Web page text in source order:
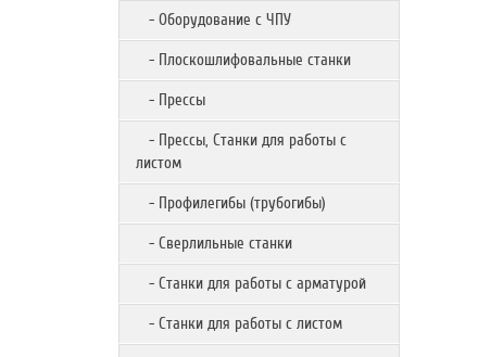
- Оборудование с ЧПУ
- Плоскошлифовальные станки
- Прессы
- Прессы, Станки для работы с
листом
- Профилегибы (трубогибы)
- Сверлильные станки
- Станки для работы с арматурой
- Станки для работы с листом